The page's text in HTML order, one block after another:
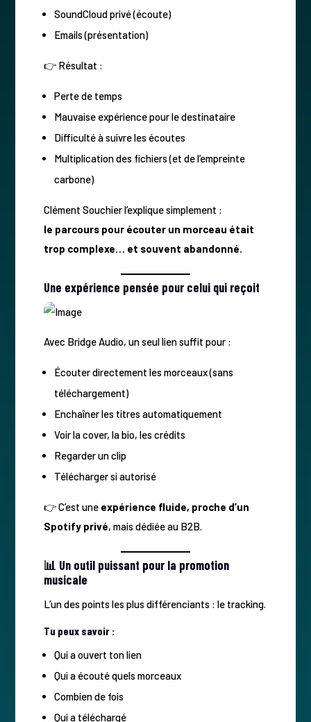
SoundCloud privé (écoute)
Emails (présentation)
👉 Résultat :
Perte de temps
Mauvaise expérience pour le destinataire
Difficulté à suivre les écoutes
Multiplication des fichiers (et de l’empreinte
carbone)
Clément Souchier l’explique simplement :
le parcours pour écouter un morceau était
trop complexe… et souvent abandonné.
Une expérience pensée pour celui qui reçoit
Avec Bridge Audio, un seul lien suffit pour :
Écouter directement les morceaux (sans
téléchargement)
Enchaîner les titres automatiquement
Voir la cover, la bio, les crédits
Regarder un clip
Télécharger si autorisé
👉 C’est une expérience fluide, proche d’un
Spotify privé, mais dédiée au B2B.
📊 Un outil puissant pour la promotion
musicale
L’un des points les plus différenciants : le tracking.
Tu peux savoir :
Qui a ouvert ton lien
Qui a écouté quels morceaux
Combien de fois
Qui a téléchargé